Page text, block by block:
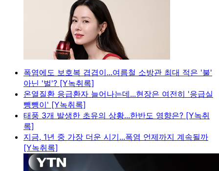
폭염에도 보호복 겹겹이...여름철 소방관 최대 적은 '불'
아닌 '벌'? [Y녹취록]
온열질환 응급환자 늘어나는데...현장은 여전히 '응급실
뺑뺑이' [Y녹취록]
태풍 3개 발생한 초유의 상황...한반도 영향은? [Y녹취
록]
지금, 1년 중 가장 더운 시기...폭염 언제까지 계속될까
[Y녹취록]